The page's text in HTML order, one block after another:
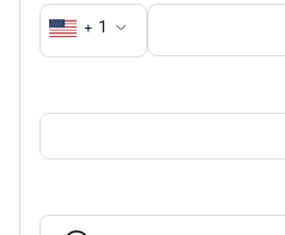
+ 1